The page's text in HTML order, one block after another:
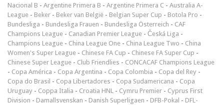
Nacional B - Argentine Primera B - Argentine Primera C - Australia A-
League - Beker - Beker van België - Belgian Super Cup - Botola Pro -
Bundesliga - Bundesliga Frauen - Bundesliga Österreich - CAF
Champions League - Canadian Premier League - Česká Liga -
Champions League - China League One - China League Two - China
Women's Super League - Chinese FA Cup - Chinese FA Super Cup -
Chinese Super League - Club Friendlies - CONCACAF Champions League
- Copa América - Copa Argentina - Copa Colombia - Copa del Rey -
Copa do Brasil - Copa Libertadores - Copa Sudamericana - Copa
Uruguay - Coppa Italia - Croatia HNL - Cymru Premier - Cyprus First
Division - Damallsvenskan - Danish Superligaen - DFB-Pokal - DFL-